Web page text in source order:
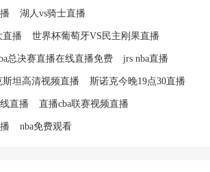
湖人vs骑士直播
直播 世界杯葡萄牙VS民主刚果直播
总决赛直播在线直播免费 jrs nba直播
坦高清视频直播 斯诺克今晚19点30直播
直播 直播cba联赛视频直播
nba免费观看